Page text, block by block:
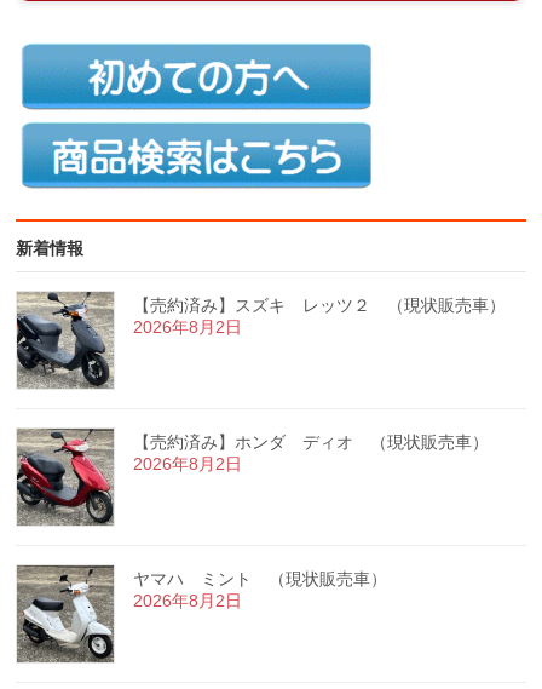
新着情報
【売約済み】スズキ レッツ２ （現状販売車）
2026年8月2日
【売約済み】ホンダ ディオ （現状販売車）
2026年8月2日
ヤマハ ミント （現状販売車）
2026年8月2日